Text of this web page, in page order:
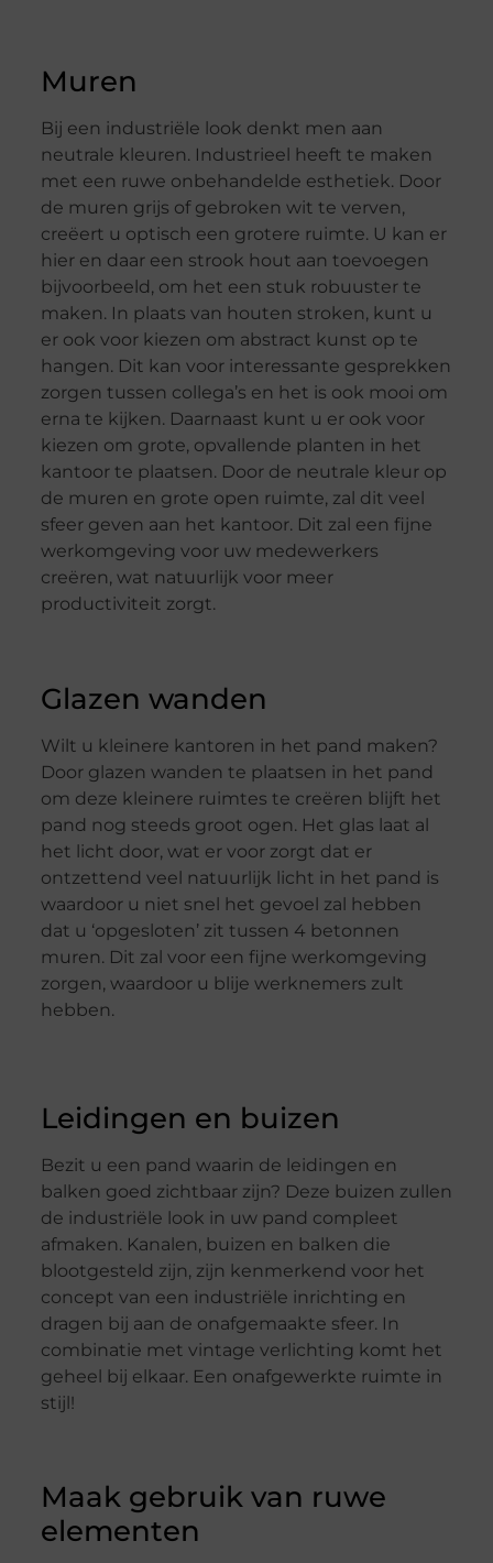
Muren
Bij een industriële look denkt men aan
neutrale kleuren. Industrieel heeft te maken
met een ruwe onbehandelde esthetiek. Door
de muren grijs of gebroken wit te verven,
creëert u optisch een grotere ruimte. U kan er
hier en daar een strook hout aan toevoegen
bijvoorbeeld, om het een stuk robuuster te
maken. In plaats van houten stroken, kunt u
er ook voor kiezen om abstract kunst op te
hangen. Dit kan voor interessante gesprekken
zorgen tussen collega’s en het is ook mooi om
erna te kijken. Daarnaast kunt u er ook voor
kiezen om grote, opvallende planten in het
kantoor te plaatsen. Door de neutrale kleur op
de muren en grote open ruimte, zal dit veel
sfeer geven aan het kantoor. Dit zal een fijne
werkomgeving voor uw medewerkers
creëren, wat natuurlijk voor meer
productiviteit zorgt.
Glazen wanden
Wilt u kleinere kantoren in het pand maken?
Door glazen wanden te plaatsen in het pand
om deze kleinere ruimtes te creëren blijft het
pand nog steeds groot ogen. Het glas laat al
het licht door, wat er voor zorgt dat er
ontzettend veel natuurlijk licht in het pand is
waardoor u niet snel het gevoel zal hebben
dat u ‘opgesloten’ zit tussen 4 betonnen
muren. Dit zal voor een fijne werkomgeving
zorgen, waardoor u blije werknemers zult
hebben.
Leidingen en buizen
Bezit u een pand waarin de leidingen en
balken goed zichtbaar zijn? Deze buizen zullen
de industriële look in uw pand compleet
afmaken. Kanalen, buizen en balken die
blootgesteld zijn, zijn kenmerkend voor het
concept van een industriële inrichting en
dragen bij aan de onafgemaakte sfeer. In
combinatie met vintage verlichting komt het
geheel bij elkaar. Een onafgewerkte ruimte in
stijl!
Maak gebruik van ruwe
elementen